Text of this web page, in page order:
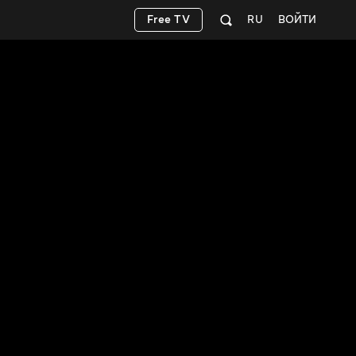
ВОЙТИ
RU
Free TV